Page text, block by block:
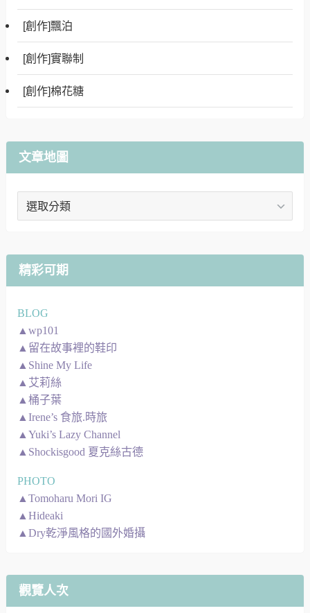
[創作]飄泊
[創作]實聯制
[創作]棉花糖
文章地圖
文
精彩可期
BLOG
▲wp101
▲留在故事裡的鞋印
▲Shine My Life
▲艾莉絲
▲桶子葉
▲Irene’s 食旅.時旅
▲Yuki’s Lazy Channel
▲Shockisgood 夏克絲古德
PHOTO
▲Tomoharu Mori IG
▲Hideaki
▲Dry乾淨風格的國外婚攝
觀覽人次